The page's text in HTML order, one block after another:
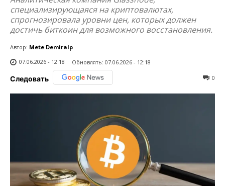
специализирующаяся на криптовалютах,
спрогнозировала уровни цен, которых должен
достичь биткоин для возможного восстановления.
Автор: Mete Demiralp
07.06.2026 - 12:18
Обновлять: 07.06.2026 - 12:18
Следовать 0